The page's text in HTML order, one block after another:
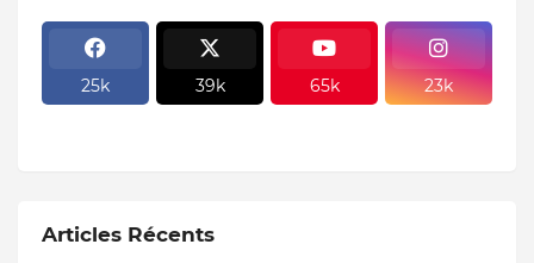
25k 39k 65k 23k
Articles Récents